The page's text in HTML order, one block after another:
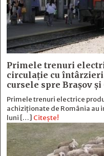
Primele trenuri
circulație cu
cursele spre Brașov și
Primele trenuri electrice
achiziționate de România au
luni […] Citește!